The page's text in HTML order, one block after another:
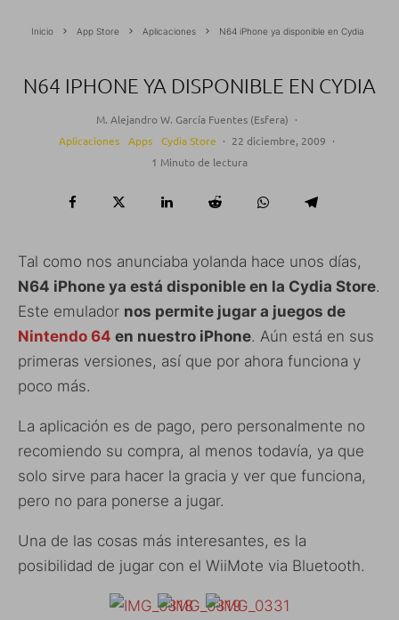
Inicio App Store Aplicaciones N64 iPhone ya disponible en Cydia
N64 IPHONE YA DISPONIBLE EN CYDIA
M. Alejandro W. García Fuentes (Esfera) ·
Aplicaciones
Apps Cydia Store · 22 diciembre, 2009 ·
1 Minuto de lectura
Tal como nos anunciaba yolanda hace unos días,
N64 iPhone ya está disponible en la Cydia Store.
Este emulador nos permite jugar a juegos de
Nintendo 64 en nuestro iPhone. Aún está en sus
primeras versiones, así que por ahora funciona y
poco más.
La aplicación es de pago, pero personalmente no
recomiendo su compra, al menos todavía, ya que
solo sirve para hacer la gracia y ver que funciona,
pero no para ponerse a jugar.
Una de las cosas más interesantes, es la
posibilidad de jugar con el WiiMote via Bluetooth.